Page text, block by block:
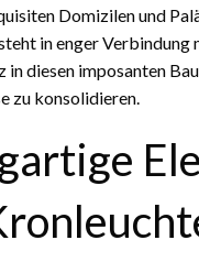
Domizilen und
in enger
in diesen imposanten
zu konsolidieren.